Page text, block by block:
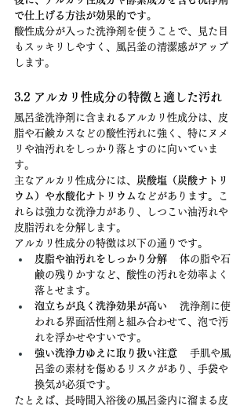
で仕上げる方法が効果的です。
酸性成分が入った洗浄剤を使うことで、見た目
もスッキリしやすく、風呂釜の清潔感がアップ
します。
3.2 アルカリ性成分の特徴と適した汚れ
風呂釜洗浄剤に含まれるアルカリ性成分は、皮
脂や石鹸カスなどの酸性汚れに強く、特にヌメ
リや油汚れをしっかり落とすのに向いていま
す。
主なアルカリ性成分には、 炭酸塩（炭酸ナトリ
ウム）や水酸化ナトリウム などがあります。こ
れらは強力な洗浄力があり、しつこい油汚れや
皮脂汚れを分解します。
アルカリ性成分の特徴は以下の通りです。
皮脂や油汚れをしっかり分解 体の脂や石
鹸の残りかすなど、酸性の汚れを効率よく
落とせます。
泡立ちが良く洗浄効果が高い 洗浄剤に使
われる界面活性剤と組み合わせて、泡で汚
れを浮かせやすいです。
強い洗浄力ゆえに取り扱い注意 手肌や風
呂釜の素材を傷めるリスクがあり、手袋や
換気が必須です。
たとえば、長時間入浴後の風呂釜内に溜まる皮